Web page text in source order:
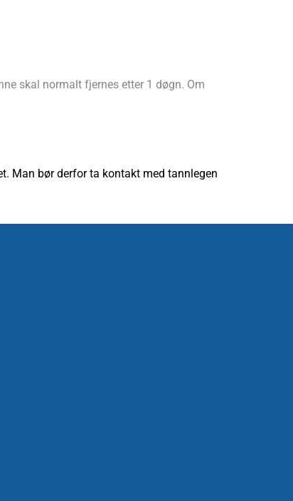
skal normalt fjernes etter 1 døgn. Om
Man bør derfor ta kontakt med tannlegen